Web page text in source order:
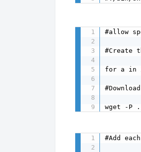
#allow
#Create
for a in
wget -P
#Add